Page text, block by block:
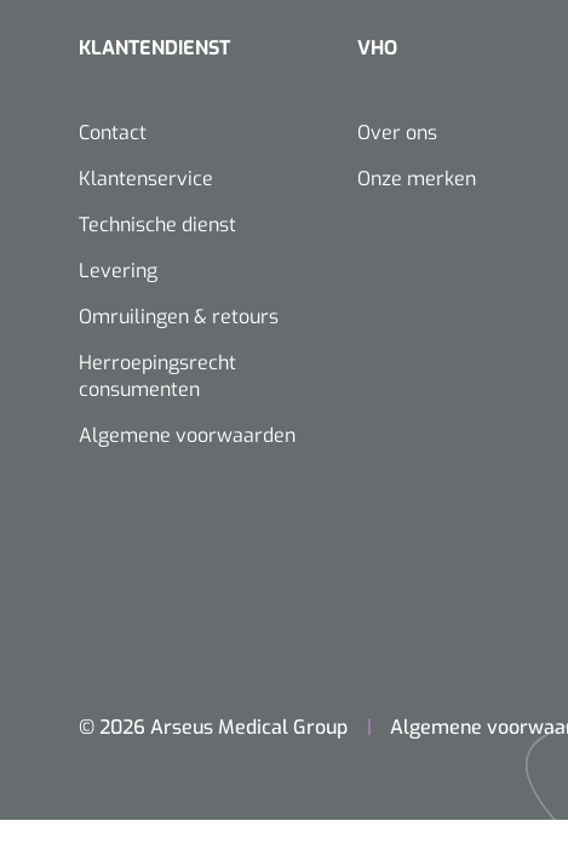
KLANTENDIENST
Contact
Klantenservice
Technische dienst
Levering
Omruilingen & retours
Herroepingsrecht
consumenten
Algemene voorwaarden
VHO
Over ons
Onze merken
© 2026 Arseus Medical Group Algemene